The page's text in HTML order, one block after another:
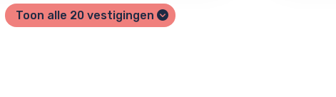
Toon alle 20vestigingen